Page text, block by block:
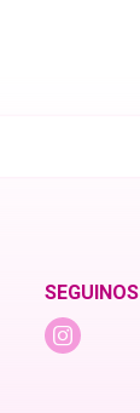
SEGUINOS
